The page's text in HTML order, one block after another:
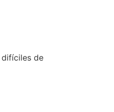
difíciles de